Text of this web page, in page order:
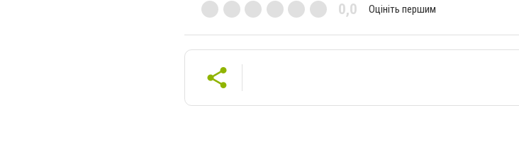
0,0 Оцініть першим